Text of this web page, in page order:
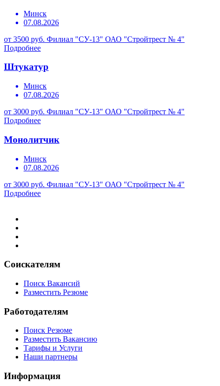
Минск
07.08.2026
от 3500 руб. Филиал "СУ-13" ОАО "Стройтрест № 4"
Подробнее
Штукатур
Минск
07.08.2026
от 3000 руб. Филиал "СУ-13" ОАО "Стройтрест № 4"
Подробнее
Монолитчик
Минск
07.08.2026
от 3000 руб. Филиал "СУ-13" ОАО "Стройтрест № 4"
Подробнее
Соискателям
Поиск Вакансий
Разместить Резюме
Работодателям
Поиск Резюме
Разместить Вакансию
Тарифы и Услуги
Наши партнеры
Информация